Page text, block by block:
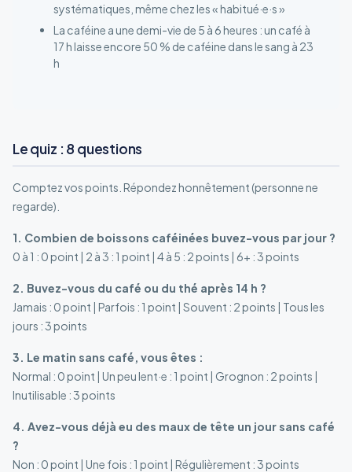
systématiques, même chez les « habitué·e·s »
La caféine a une demi-vie de 5 à 6 heures : un café à
17 h laisse encore 50 % de caféine dans le sang à 23
h
Le quiz : 8 questions
Comptez vos points. Répondez honnêtement (personne ne
regarde).
1. Combien de boissons caféinées buvez-vous par jour ?
0 à 1 : 0 point | 2 à 3 : 1 point | 4 à 5 : 2 points | 6+ : 3 points
2. Buvez-vous du café ou du thé après 14 h ?
Jamais : 0 point | Parfois : 1 point | Souvent : 2 points | Tous les
jours : 3 points
3. Le matin sans café, vous êtes :
Normal : 0 point | Un peu lent·e : 1 point | Grognon : 2 points |
Inutilisable : 3 points
4. Avez-vous déjà eu des maux de tête un jour sans café
?
Non : 0 point | Une fois : 1 point | Régulièrement : 3 points